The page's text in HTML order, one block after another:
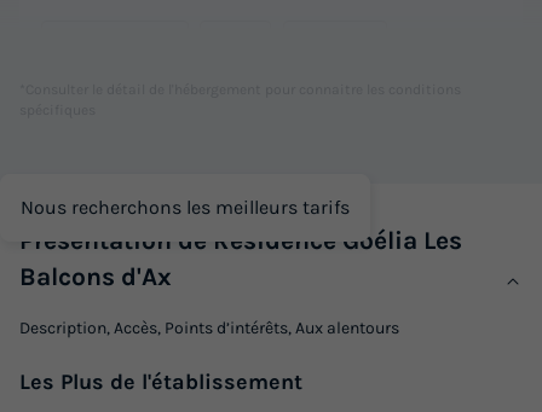
du22/08/2026au 29/08/2026
Meilleur prix pour 7 nuits
Modifier les dates
371 €
Prix de comparaison
Nous recherchons les meilleurs tarifs
Présentation de Résidence Goélia Les
Balcons d'Ax
Description, Accès, Points d’intérêts, Aux alentours
Les Plus de l'établissement